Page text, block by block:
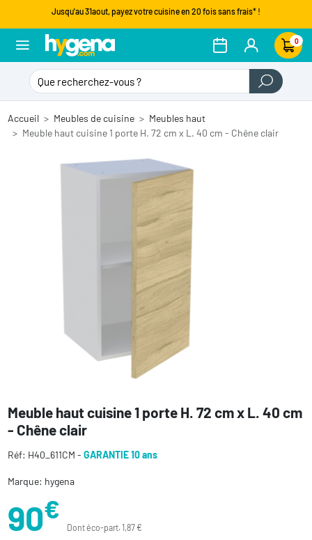
Jusqu'au 31aout, payez votre cuisine en 20 fois sans frais* !
0
Accueil Meubles de cuisine
Meubles haut
Meuble haut cuisine 1 porte H. 72 cm x L. 40 cm - Chêne clair
Meuble haut cuisine 1 porte H. 72 cm x L. 40 cm
- Chêne clair
Réf: H40_611CM - GARANTIE 10 ans
Marque: hygena
90€
Dont éco-part. 1,87 €